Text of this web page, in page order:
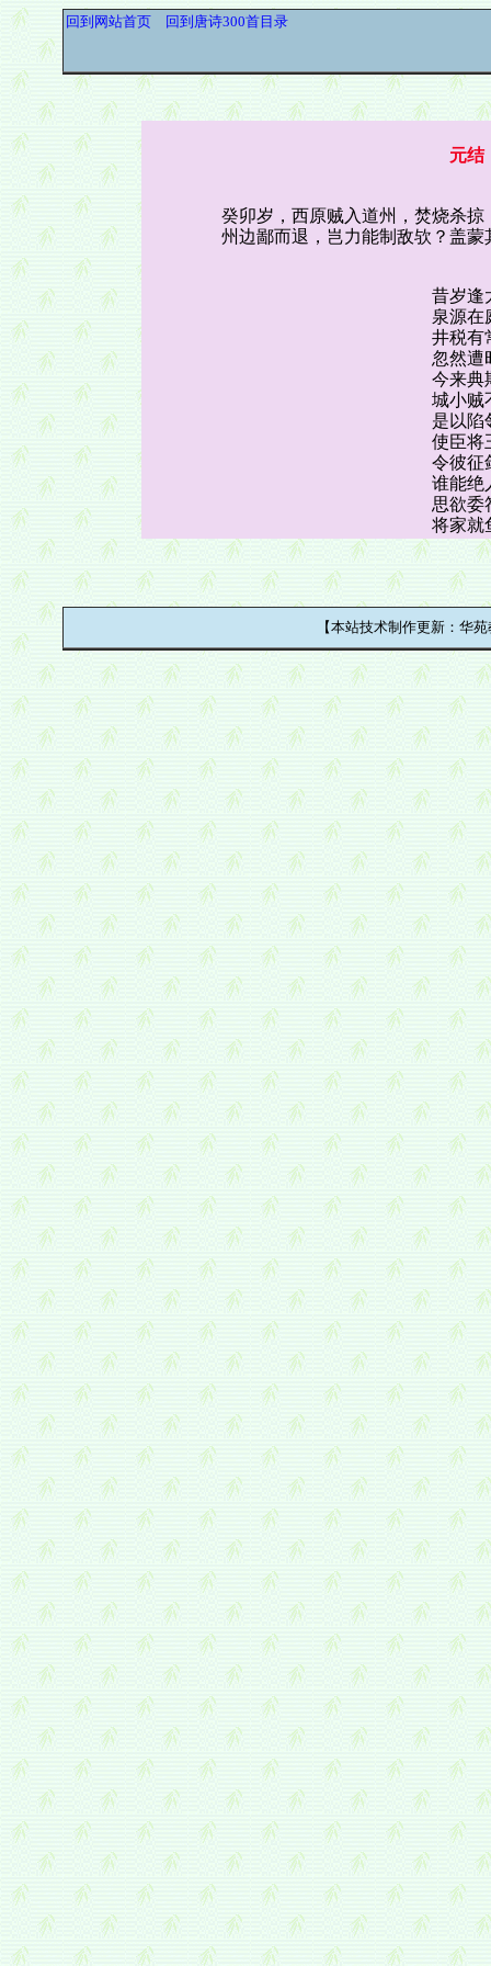
回到网站首页 回到唐诗300首目录
元结
癸卯岁，西原贼入道州，焚烧杀
州边鄙而退，岂力能制敌欤？盖
昔岁逢
泉源在
井税有
忽然遭
今来典
城小贼
是以陷
使臣将
令彼征
谁能绝
思欲委
将家就
【本站技术制作更新：华